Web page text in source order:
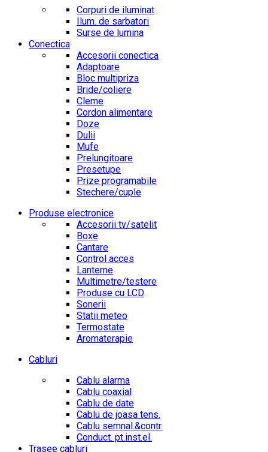
Corpuri de iluminat
Ilum. de sarbatori
Surse de lumina
Conectica
Accesorii conectica
Adaptoare
Bloc multipriza
Bride/coliere
Cleme
Cordon alimentare
Doze
Dulii
Mufe
Prelungitoare
Presetupe
Prize programabile
Stechere/cuple
Produse electronice
Accesorii tv/satelit
Boxe
Cantare
Control acces
Lanterne
Multimetre/testere
Produse cu LCD
Sonerii
Statii meteo
Termostate
Aromaterapie
Cabluri
Cablu alarma
Cablu coaxial
Cablu de date
Cablu de joasa tens.
Cablu semnal.&contr.
Conduct. pt.inst.el.
Trasee cabluri